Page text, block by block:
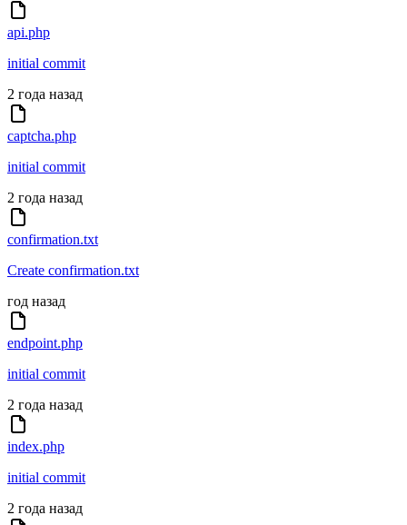
api.php
initial commit
2 года назад
captcha.php
initial commit
2 года назад
confirmation.txt
Create confirmation.txt
год назад
endpoint.php
initial commit
2 года назад
index.php
initial commit
2 года назад